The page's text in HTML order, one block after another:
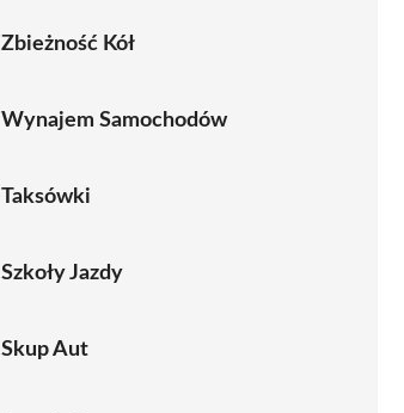
Zbieżność Kół
Wynajem Samochodów
Taksówki
Szkoły Jazdy
Skup Aut